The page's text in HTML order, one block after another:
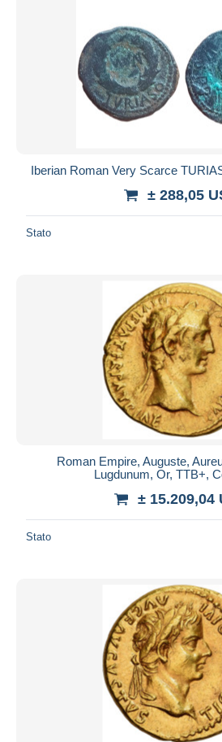
Iberian Roman Very Scarce
± 288,05
Stato
Roman Empire, Auguste,
Lugdunum, Or, TTB+,
± 15.209,04
Stato